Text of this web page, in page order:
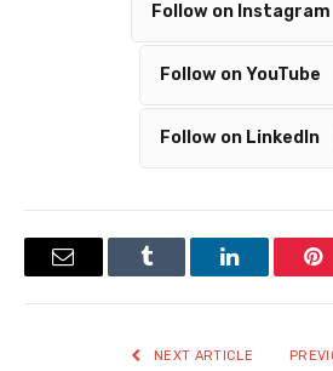
Follow on Instagram
Follow on YouTube
Follow on LinkedIn
Pinterest
LinkedIn
Tumblr
Email
NEXT ARTICLE